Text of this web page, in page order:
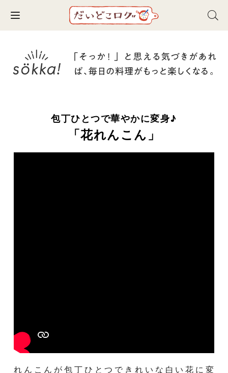
Toggle navigation
包丁ひとつで華やかに変身♪
「花れんこん」
れんこんが包丁ひとつできれいな白い花に変